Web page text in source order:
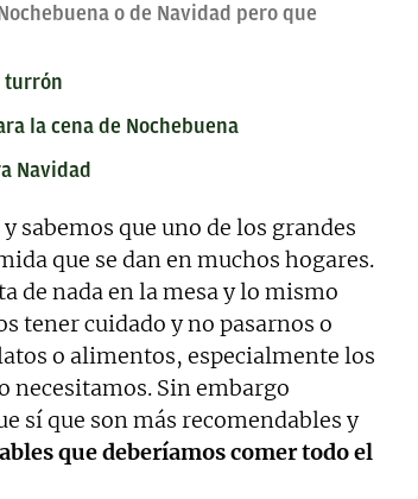
o de Navidad pero que
turrón
la cena de Nochebuena
Navidad
sabemos que uno de los grandes
que se dan en muchos hogares.
de nada en la mesa y lo mismo
tener cuidado y no pasarnos o
o alimentos, especialmente los
necesitamos. Sin embargo
sí que son más recomendables y
que deberíamos comer todo el